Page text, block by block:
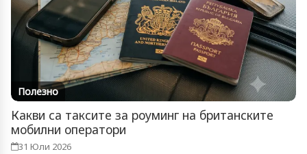
Полезно
Какви са таксите за роуминг на британските
мобилни оператори
31 Юли 2026